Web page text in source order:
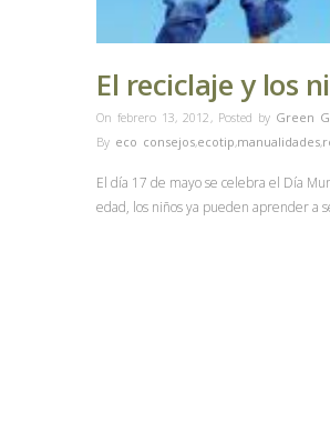
El reciclaje y los
On febrero 13, 2012 , Posted by Green
By eco consejos,ecotip,manualidades,
El día 17 de mayo se celebra el Día
edad, los niños ya pueden aprender a